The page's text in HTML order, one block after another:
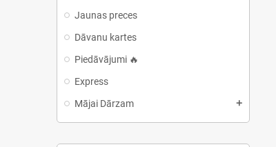
Jaunas preces
Dāvanu kartes
Piedāvājumi 🔥
Express
Mājai Dārzam
add